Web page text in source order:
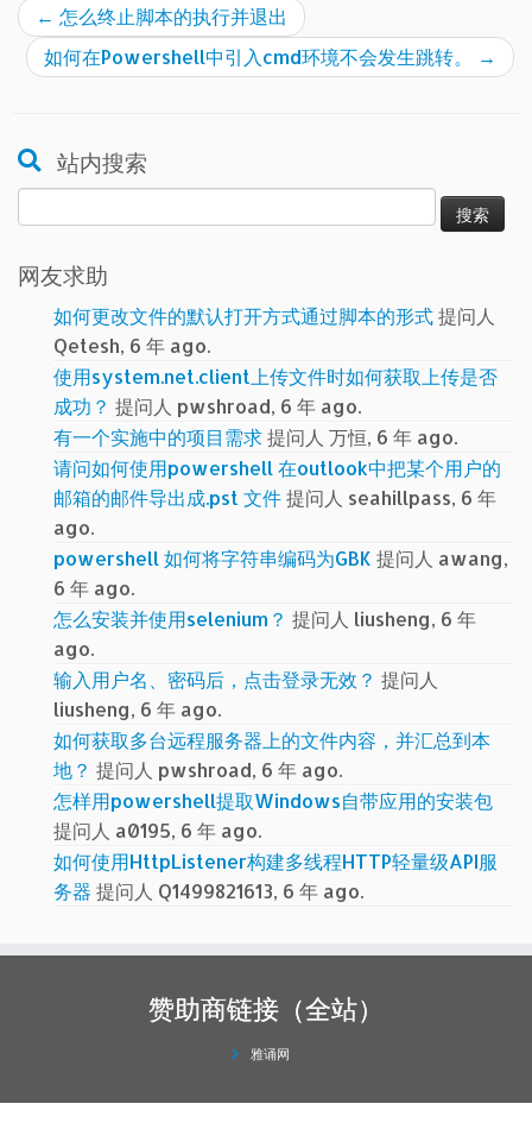
← 怎么终止脚本的执行并退出
如何在Powershell中引入cmd环境不会发生跳转。
→
站内搜索
索：
网友求助
如何更改文件的默认打开方式通过脚本的形式提问人
Qetesh, 6 年 ago.
使用system.net.client上传文件时如何获取上传是否
成功？ 提问人 pwshroad, 6 年 ago.
有一个实施中的项目需求提问人 万恒, 6 年 ago.
请问如何使用powershell 在outlook中把某个用户的
邮箱的邮件导出成.pst 文件提问人 seahillpass, 6 年
ago.
powershell 如何将字符串编码为GBK 提问人 awang,
6 年 ago.
怎么安装并使用selenium？ 提问人 liusheng, 6 年
ago.
输入用户名、密码后，点击登录无效？ 提问人
liusheng, 6 年 ago.
如何获取多台远程服务器上的文件内容，并汇总到本
地？ 提问人 pwshroad, 6 年 ago.
怎样用powershell提取Windows自带应用的安装包
提问人 a0195, 6 年 ago.
如何使用HttpListener构建多线程HTTP轻量级API服
务器 提问人 Q1499821613, 6 年 ago.
赞助商链接（全站）
雅诵网